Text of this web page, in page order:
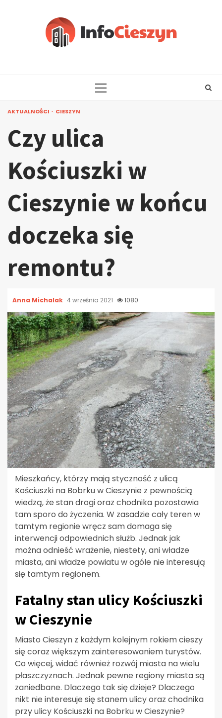
PRIMARY
AKTUALNOŚCI CIESZYN
Czy ulica
Kościuszki w
Cieszynie w końcu
doczeka się
remontu?
Anna Michalak 4 września 2021 1080
Mieszkańcy, którzy mają styczność z ulicą
Kościuszki na Bobrku w Cieszynie z pewnością
wiedzą, że stan drogi oraz chodnika pozostawia
tam sporo do życzenia. W zasadzie cały teren w
tamtym regionie wręcz sam domaga się
interwencji odpowiednich służb. Jednak jak
można odnieść wrażenie, niestety, ani władze
miasta, ani władze powiatu w ogóle nie interesują
się tamtym regionem.
Fatalny stan ulicy Kościuszki
w Cieszynie
Miasto Cieszyn z każdym kolejnym rokiem cieszy
się coraz większym zainteresowaniem turystów.
Co więcej, widać również rozwój miasta na wielu
płaszczyznach. Jednak pewne regiony miasta są
zaniedbane. Dlaczego tak się dzieje? Dlaczego
nikt nie interesuje się stanem ulicy oraz chodnika
przy ulicy Kościuszki na Bobrku w Cieszynie?